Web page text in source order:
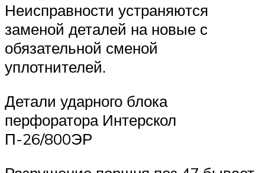
Неисправности устраняются
заменой деталей на новые с
обязательной сменой
уплотнителей.
Детали ударного блока
перфоратора Интерскол
П-26/800ЭР